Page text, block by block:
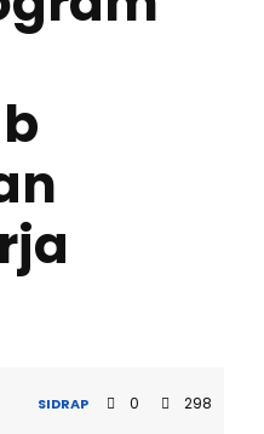
SIDRAP 0 298